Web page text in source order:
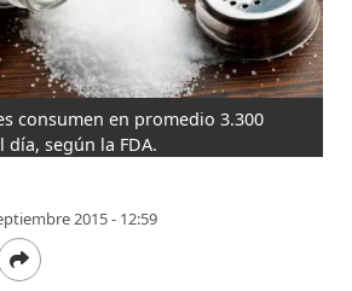
consumen en promedio 3.300
según la FDA.
2015 - 12:59